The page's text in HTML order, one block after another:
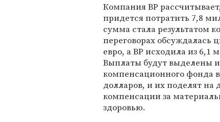
Компания BP
придется потратить 7,8
сумма стала результатом
переговорах обсуждалась
евро, а BP исходила из 6,1
Выплаты будут выделены
компенсационного фонда
долларов, и их поделят на
компенсации за
здоровью.